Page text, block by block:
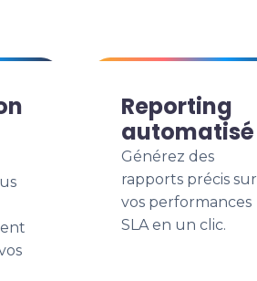
Reporting
automatisé
Générez des
rapports précis sur
vos performances
SLA en un clic.